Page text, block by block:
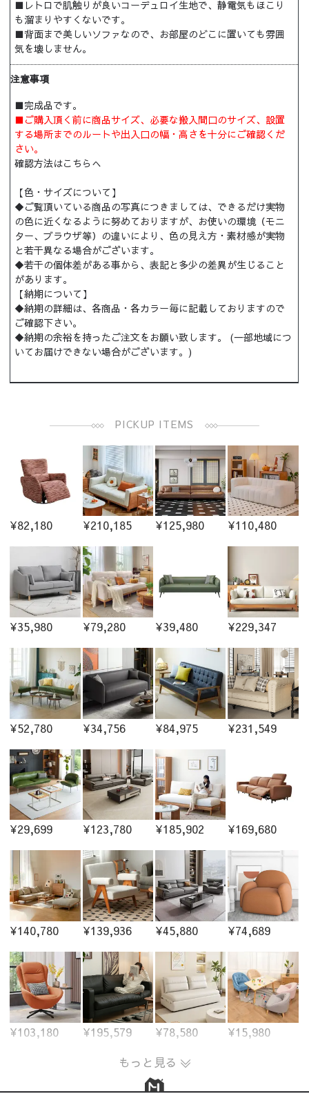
■レトロで肌触りが良いコーデュロイ生地で、静電気もほこり
も溜まりやすくないです。
■背面まで美しいソファなので、お部屋のどこに置いても雰囲
気を壊しません。
注意事項
■完成品です。
■ご購入頂く前に商品サイズ、必要な搬入間口のサイズ、設置
する場所までのルートや出入口の幅・高さを十分にご確認くだ
さい。
確認方法はこちらへ
【色・サイズについて】
◆ご覧頂いている商品の写真につきましては、できるだけ実物
の色に近くなるように努めておりますが、お使いの環境（モニ
ター、ブラウザ等）の違いにより、色の見え方・素材感が実物
と若干異なる場合がございます。
◆若干の個体差がある事から、表記と多少の差異が生じること
があります。
【納期について】
◆納期の詳細は、各商品・各カラー毎に記載しておりますので
ご確認下さい。
◆納期の余裕を持ったご注文をお願い致します。 (一部地域につ
いてお届けできない場合がございます。)
PICKUP ITEMS
¥82,180 ¥210,185 ¥125,980 ¥110,480
¥35,980 ¥79,280 ¥39,480 ¥229,347
¥52,780 ¥34,756 ¥84,975 ¥231,549
¥29,699 ¥123,780 ¥185,902 ¥169,680
¥140,780 ¥139,936 ¥45,880 ¥74,689
¥103,180 ¥195,579 ¥78,580
¥15,980
もっと見る